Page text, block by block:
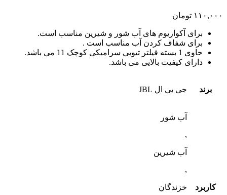
۱۱۰,۰۰۰ تومان
برای آکواریوم های آب شور و شیرین مناسب است.
برای شفاف کردن آب مناسب است .
حاوی 1 بسته فیلتر تیوبی سرامیکی کوچک 11 می باشد.
دارای کیفیت بالایی می باشد.
برند جی بی ال JBL
کاربرد
آب شور
,
آب شیرین
,
خزندگان